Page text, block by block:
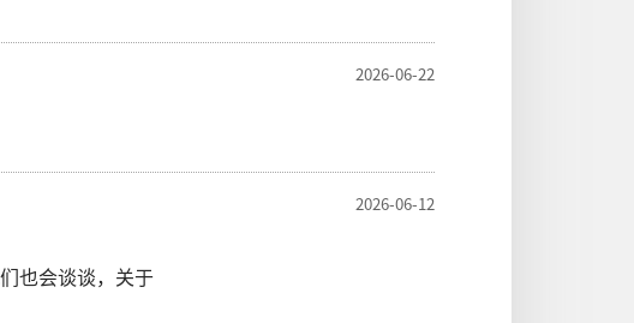
2026-06-22
2026-06-12
也会谈谈，关于